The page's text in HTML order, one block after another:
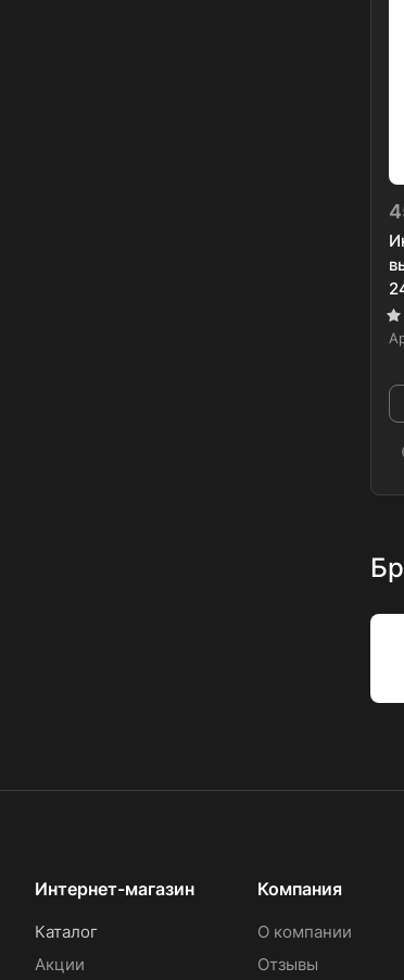
Интернет-магазин
Каталог
Акции
Компания
О компании
Отзывы